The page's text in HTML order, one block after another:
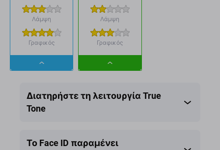
Λάμψη
Γραφικός
Dropdown
Λάμψη
Γραφικός
Dropdown
Διατηρήστε τη λειτουργία True
Tone
Το Face ID παραμένει